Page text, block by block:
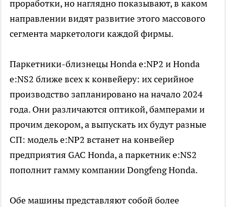
проработки, но наглядно показывают, в каком
направлении видят развитие этого массового
сегмента маркетологи каждой фирмы.
Паркетники-близнецы Honda e:NP2 и Honda
e:NS2 ближе всех к конвейеру: их серийное
производство запланировано на начало 2024
года. Они различаются оптикой, бамперами и
прочим декором, а выпускать их будут разные
СП: модель e:NP2 встанет на конвейер
предприятия GAC Honda, а паркетник e:NS2
пополнит гамму компании Dongfeng Honda.
Обе машины представляют собой более